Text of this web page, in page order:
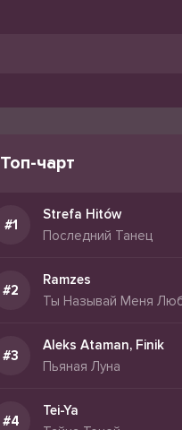
Топ-чарт
Strefa Hitów
Последний Танец
Ramzes
Ты Называй Меня
Aleks Ataman, Finik
Пьяная Луна
Tei-Ya